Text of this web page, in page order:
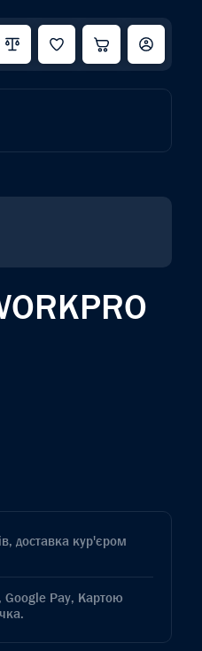
доставка кур'єром
Google Pay, Картою